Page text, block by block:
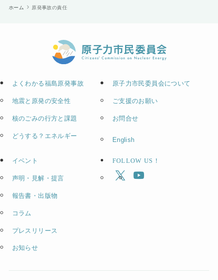
ホーム 原発事故の責任
よくわかる福島原発事故
地震と原発の安全性
核のごみの行方と課題
どうする？エネルギー
イベント
声明・見解・提言
報告書・出版物
コラム
プレスリリース
お知らせ
原子力市民委員会について
ご支援のお願い
お問合せ
English
FOLLOW US！